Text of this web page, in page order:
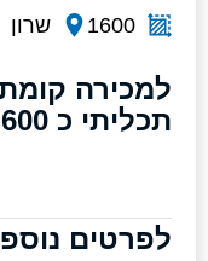
1600 שרון
למכירה
תכליתי כ 1,600 מר בשרון
לפרטים